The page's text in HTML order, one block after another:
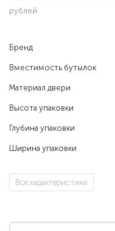
Бренд
Вместимость бутылок
Материал двери
Высота упаковки
Глубина упаковки
Ширина упаковки
Все характеристики
рублей